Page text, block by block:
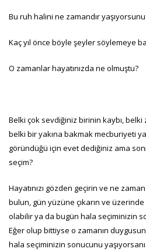
Bu ruh halini ne zamandır
Kaç yıl önce böyle şeyler söylemeye
O zamanlar hayatınızda ne olmuştu?
Belki çok sevdiğiniz birinin kaybı,
belki bir yakına bakmak mecburiyeti
göründüğü için evet dediğiniz ama
seçim?
Hayatınızı gözden geçirin ve ne
bulun, gün yüzüne çıkarın ve
olabilir ya da bugün hala seçiminizin
Eğer olup bittiyse o zamanın
hala seçiminizin sonucunu